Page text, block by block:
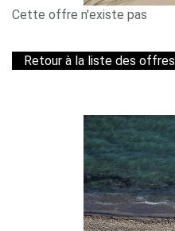
Cette offre n'existe pas
Retour à la liste des offres